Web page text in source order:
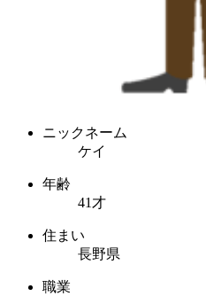
ニックネーム
ケイ
年齢
41才
住まい
長野県
職業